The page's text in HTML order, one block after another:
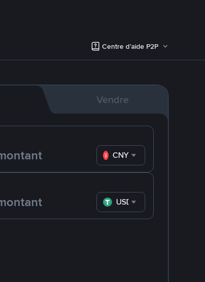
Centre d’aide P2P
Vendre
CNY
USDT